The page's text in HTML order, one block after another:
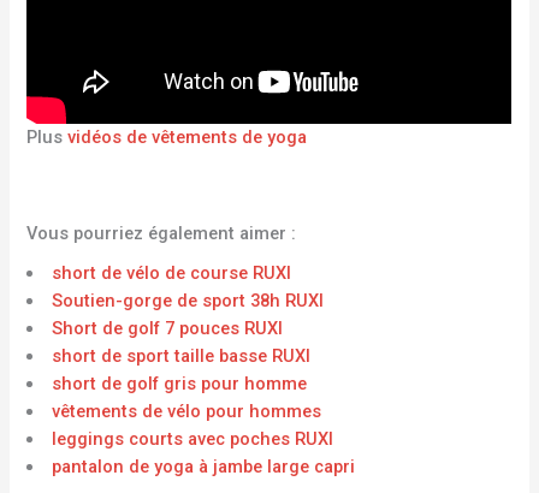
Plusvidéos de vêtements de yoga
Vous pourriez également aimer :
short de vélo de course RUXI
Soutien-gorge de sport 38h RUXI
Short de golf 7 pouces RUXI
short de sport taille basse RUXI
short de golf gris pour homme
vêtements de vélo pour hommes
leggings courts avec poches RUXI
pantalon de yoga à jambe large capri